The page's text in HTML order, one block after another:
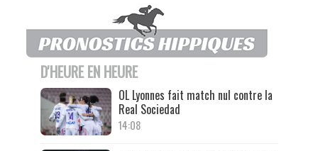
D'HEURE EN HEURE
OL Lyonnes fait match nul contre la
Real Sociedad
14:08